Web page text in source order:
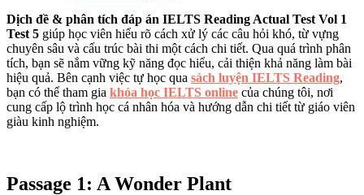
Dịch đề & phân tích đáp án IELTS Reading Actual Test Vol 1
Test 5 giúp học viên hiểu rõ cách xử lý các câu hỏi khó, từ vựng
chuyên sâu và cấu trúc bài thi một cách chi tiết. Qua quá trình phân
tích, bạn sẽ nắm vững kỹ năng đọc hiểu, cải thiện khả năng làm bài
hiệu quả. Bên cạnh việc tự học qua sách luyện IELTS Reading,
bạn có thể tham gia khóa học IELTS online của chúng tôi, nơi
cung cấp lộ trình học cá nhân hóa và hướng dẫn chi tiết từ giáo viên
giàu kinh nghiệm.
Passage 1: A Wonder Plant